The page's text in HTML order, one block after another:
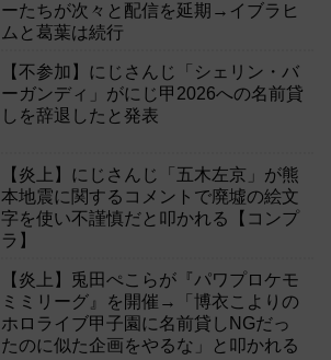
ーたちが次々と配信を延期→イブラヒ
ムと葛葉は続行
【不参加】にじさんじ「シェリン・バ
ーガンディ」がにじ甲2026への名前貸
しを辞退したと発表
【炎上】にじさんじ「五木左京」が熊
本地震に関するコメントで廃墟の絵文
字を使い不謹慎だと叩かれる【コンプ
ラ】
【炎上】兎田ぺこらが『パワプロケモ
ミミリーグ』を開催→「博衣こよりの
ホロライブ甲子園に名前貸しNGだっ
たのに似た企画をやるな」と叩かれる